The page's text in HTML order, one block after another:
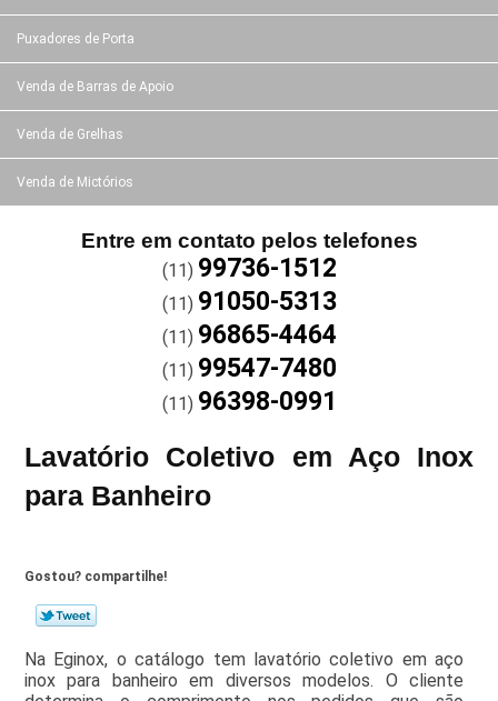
Puxadores de Porta
Venda de Barras de Apoio
Venda de Grelhas
Venda de Mictórios
Entre em contato pelos telefones
(11) 99736-1512
(11) 91050-5313
(11) 96865-4464
(11) 99547-7480
(11) 96398-0991
Lavatório Coletivo em Aço Inox
para Banheiro
Gostou? compartilhe!
Na Eginox, o catálogo tem lavatório coletivo em aço
inox para banheiro em diversos modelos. O cliente